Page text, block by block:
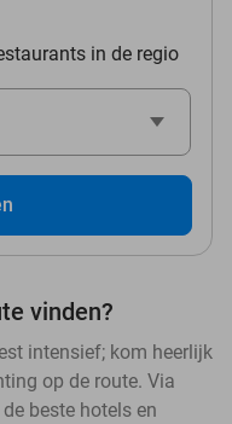
in de regio
vinden?
intensief; kom heerlijk
op de route. Via
beste hotels en